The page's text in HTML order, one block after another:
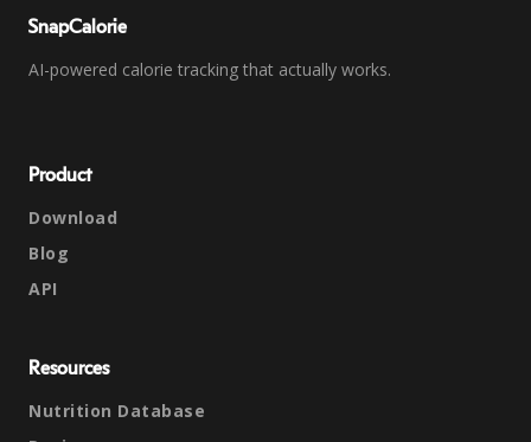
SnapCalorie
AI-powered calorie tracking that actually works.
Product
Download
Blog
API
Resources
Nutrition Database